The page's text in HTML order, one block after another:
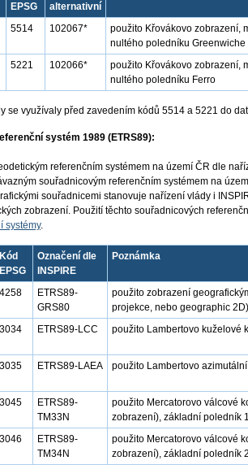
EPSG
alternativní
5514 102067*
použito Křovákovo zobrazení,
nultého poledníku Greenwiche
5221 102066*
použito Křovákovo zobrazení,
nultého poledníku Ferro
se využívaly před zavedením kódů 5514 a 5221 do
systém 1989 (ETRS89):
referenčním systémem na území ČR dle
souřadnicovým referenčním systémem na
souřadnicemi stanovuje nařízení vlády i
zobrazení. Použití těchto souřadnicových
systémy.
Kód
EPSG
Označení dle
INSPIRE
Poznámka
4258
ETRS89-
GRS80
použito zobrazení
projekce, nebo geographic 2D)
3034 ETRS89-LCC použito Lambertovo kuželové
3035 ETRS89-LAEA použito Lambertovo
3045
ETRS89-
TM33N
použito Mercatorovo válcové
zobrazení), základní poledník
3046
ETRS89-
TM34N
použito Mercatorovo válcové
zobrazení), základní poledník